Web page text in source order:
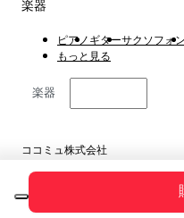
楽器
ピアノ ギターサクソフォン
もっと見る
楽器
ココミュ株式会社